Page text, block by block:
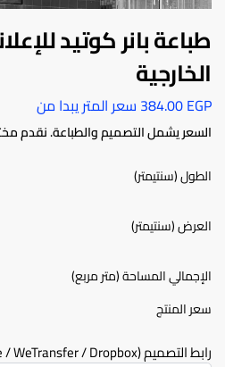
طباعة بانر كوتيد
الخارجية
384.00EGP سعر المتر يبدا من
السعر يشمل التصميم والطباعة. نقدم
الطول (سنتيمتر)
العرض (سنتيمتر)
الإجمالي المساحة (متر مربع)
سعر المنتج
رابط التصميم (Google Drive / WeTransfer / Dropbox)